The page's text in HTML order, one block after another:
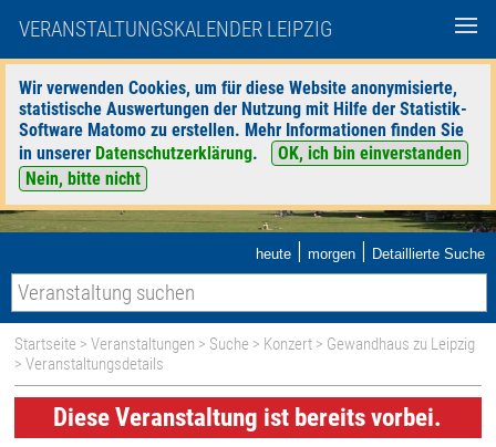
VERANSTALTUNGSKALENDER LEIPZIG
Wir verwenden Cookies, um für diese Website anonymisierte,
statistische Auswertungen der Nutzung mit Hilfe der Statistik-
Software Matomo zu erstellen. Mehr Informationen finden Sie
in unserer Datenschutzerklärung.
OK, ich bin einverstanden
Nein, bitte nicht
heute | morgen | Detaillierte Suche
Startseite >Veranstaltungen > Suche > Konzert > Gewandhaus zu Leipzig
> Veranstaltungsdetails
Diese Veranstaltung ist bereits vorbei.